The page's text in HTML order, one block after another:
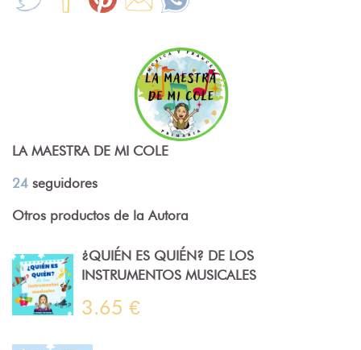
LA MAESTRA DE MI COLE
24 seguidores
Otros productos de la Autora
¿QUIÉN ES QUIÉN? DE LOS
INSTRUMENTOS MUSICALES
3.65 €